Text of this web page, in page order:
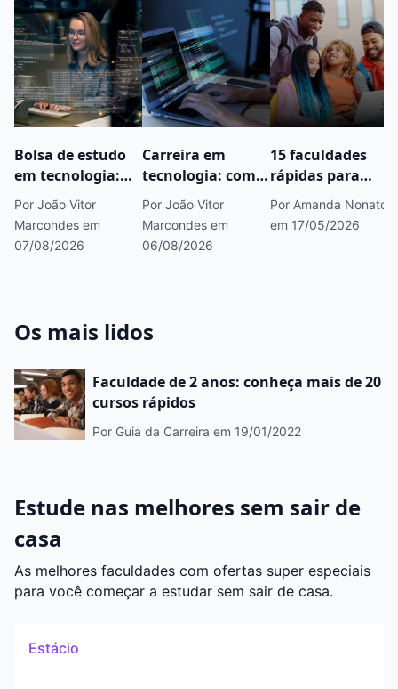
Bolsa de estudo
em tecnologia:
como estudar TI
pagando menos
Por João Vitor
Marcondes em
07/08/2026
Carreira em
tecnologia: como
começar, áreas
em alta e
caminhos para
crescer
Por João Vitor
Marcondes em
06/08/2026
15 faculdades
rápidas para
fazer concurso
público que você
precisa conhecer
Por Amanda Nonato
em 17/05/2026
Os mais lidos
Faculdade de 2 anos: conheça mais de 20
cursos rápidos
Por Guia da Carreira em 19/01/2022
Estude nas melhores sem sair de
casa
As melhores faculdades com ofertas super especiais
para você começar a estudar sem sair de casa.
Estácio